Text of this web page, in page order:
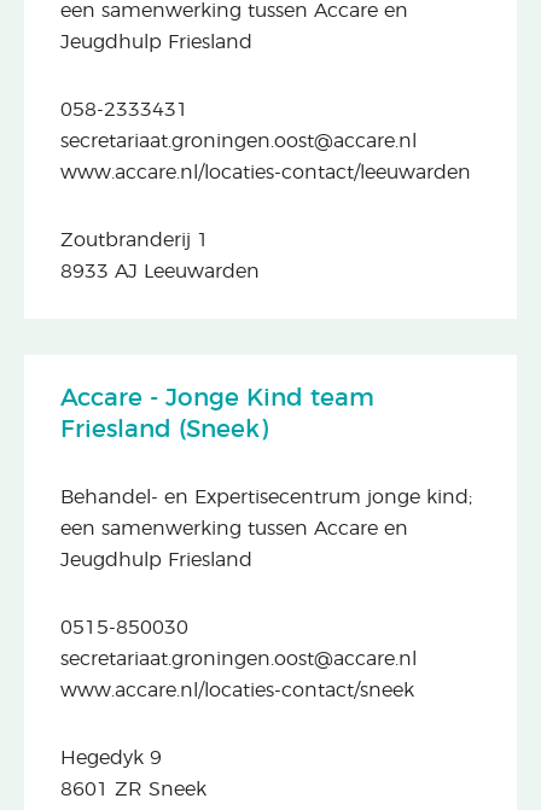
een samenwerking tussen Accare en
Jeugdhulp Friesland
058-2333431
secretariaat.groningen.oost@accare.nl
www.accare.nl/locaties-contact/leeuwarden
Zoutbranderij 1
8933 AJ Leeuwarden
Accare - Jonge Kind team
Friesland (Sneek)
Behandel- en Expertisecentrum jonge kind;
een samenwerking tussen Accare en
Jeugdhulp Friesland
0515-850030
secretariaat.groningen.oost@accare.nl
www.accare.nl/locaties-contact/sneek
Hegedyk 9
8601 ZR Sneek